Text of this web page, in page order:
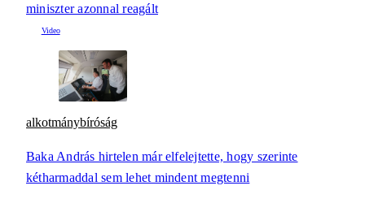
miniszter azonnal reagált
alkotmánybíróság
Baka András hirtelen már elfelejtette, hogy szerinte
kétharmaddal sem lehet mindent megtenni